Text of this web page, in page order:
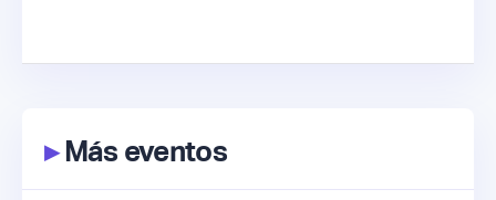
▸Más eventos